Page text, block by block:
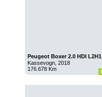
Peugeot Boxer 2.0 HDI L2H1
Kassevogn, 2018
176.678 Km